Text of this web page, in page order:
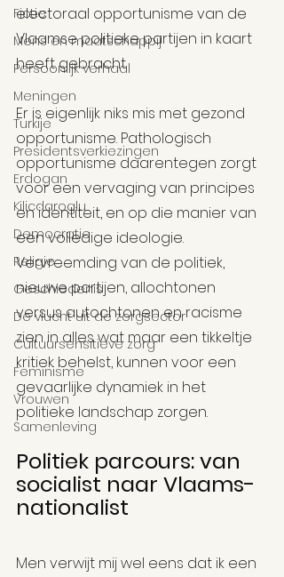
Fictie
Mens en maatschappij
Persoonlijk verhaal
Meningen
Turkije
Presidentsverkiezingen
Erdogan
Kilicdaroglu
Democratie
Religie
Geschiedenis
De vlucht uit de zorgsector
Cultuursensitieve zorg
Feminisme
Vrouwen
Samenleving
electoraal opportunisme van de
Vlaamse politieke partijen in kaart
heeft gebracht.
Er is eigenlijk niks mis met gezond
opportunisme. Pathologisch
opportunisme daarentegen zorgt
voor een vervaging van principes
en identiteit, en op die manier van
een volledige ideologie.
Vervreemding van de politiek,
nieuwe partijen, allochtonen
versus autochtonen en racisme
zien in alles wat maar een tikkeltje
kritiek behelst, kunnen voor een
gevaarlijke dynamiek in het
politieke landschap zorgen.
Politiek parcours: van
socialist naar Vlaams-
nationalist
Men verwijt mij wel eens dat ik een